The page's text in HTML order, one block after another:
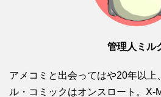
管理人ミル
アメコミと出会ってはや20年以上
ル・コミックはオンスロート。X-